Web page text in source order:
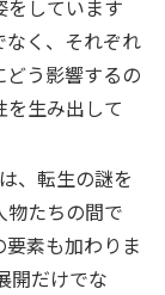
をしています
く、それぞれ
う影響するの
生み出して
、転生の謎を
物たちの間で
素も加わりま
開だけでな